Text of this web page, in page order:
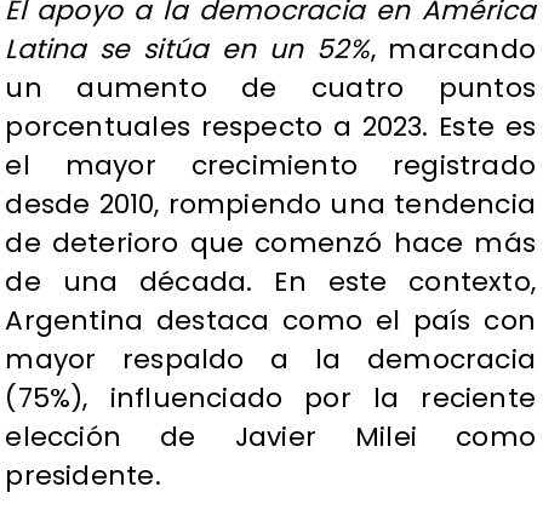
El apoyo a la democracia en América
Latina se sitúa en un 52%, marcando
un aumento de cuatro puntos
porcentuales respecto a 2023. Este es
el mayor crecimiento registrado
desde 2010, rompiendo una tendencia
de deterioro que comenzó hace más
de una década. En este contexto,
Argentina destaca como el país con
mayor respaldo a la democracia
(75%), influenciado por la reciente
elección de Javier Milei como
presidente.